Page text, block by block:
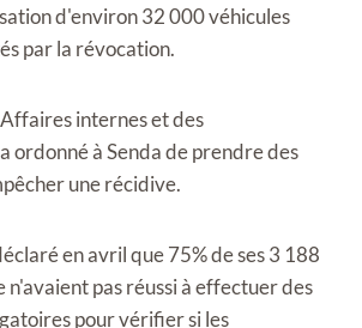
d'environ 32 000 véhicules
par la révocation.
internes et des
ordonné à Senda de prendre des
une récidive.
en avril que 75% de ses 3 188
n'avaient pas réussi à effectuer des
pour vérifier si les